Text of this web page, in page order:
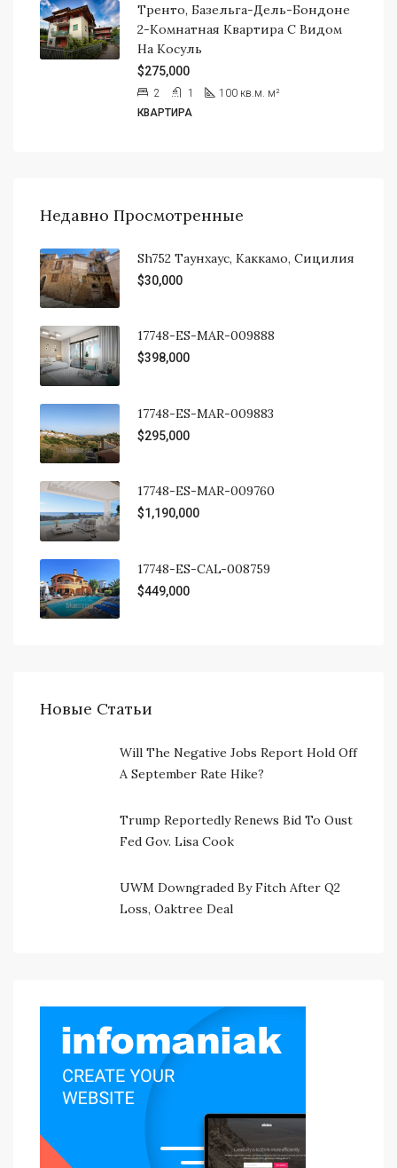
Тренто, Базельга-Дель-Бондоне
2-Комнатная Квартира С Видом
На Косуль
$275,000
2 1 100 кв.м. м²
КВАРТИРА
Недавно Просмотренные
Sh752 Таунхаус, Каккамо, Сицилия
$30,000
17748-ES-MAR-009888
$398,000
17748-ES-MAR-009883
$295,000
17748-ES-MAR-009760
$1,190,000
17748-ES-CAL-008759
$449,000
Новые Статьи
Will The Negative Jobs Report Hold Off
A September Rate Hike?
Trump Reportedly Renews Bid To Oust
Fed Gov. Lisa Cook
UWM Downgraded By Fitch After Q2
Loss, Oaktree Deal